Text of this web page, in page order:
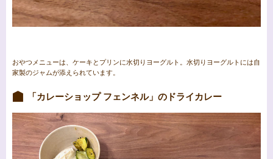
おやつメニューは、ケーキとプリンに水切りヨーグルト。水切りヨーグルトには自
家製のジャムが添えられています。
「カレーショップ フェンネル」のドライカレー